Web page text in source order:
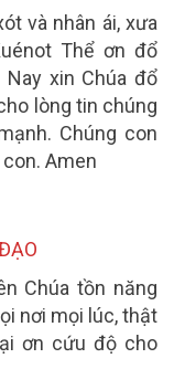
và nhân ái, xưa
Thể ơn đổ
xin Chúa đổ
lòng tin chúng
Chúng con
Amen
Chúa tồn năng
nơi mọi lúc, thật
ơn cứu độ cho